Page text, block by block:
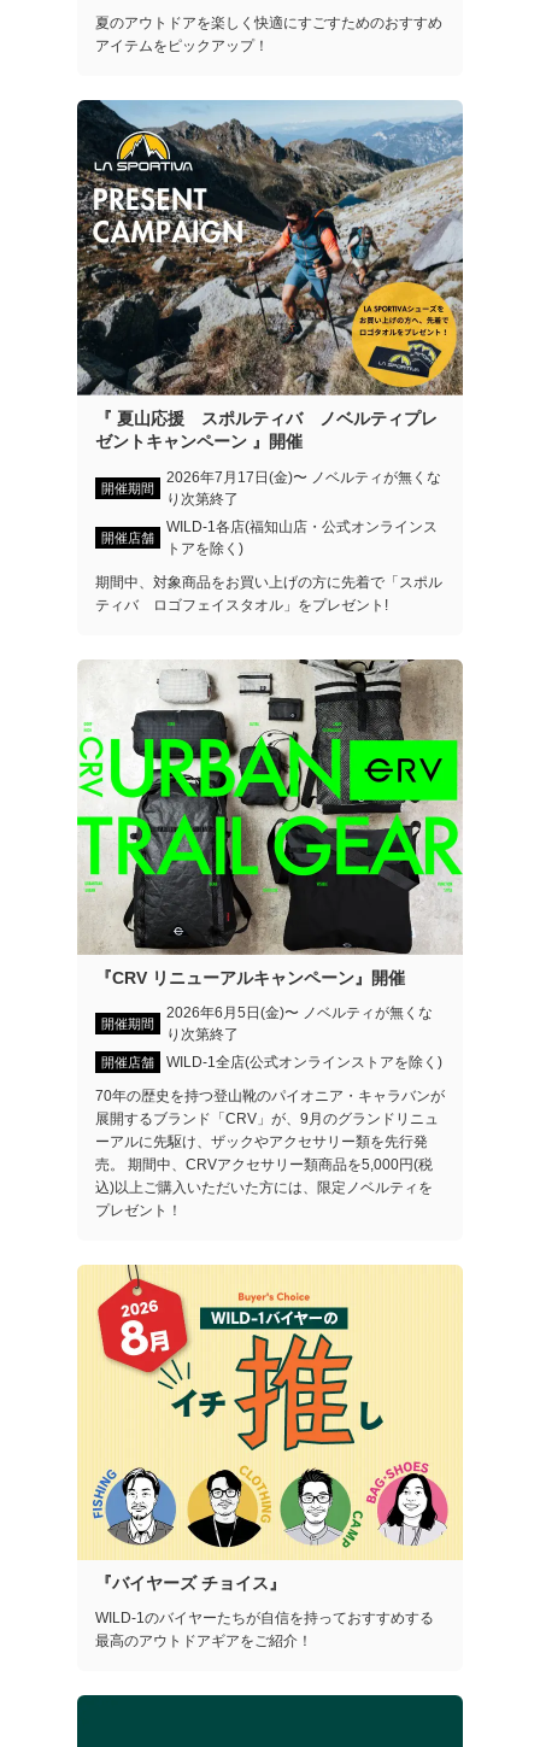
夏のアウトドアを楽しく快適にすごすためのおすすめ
アイテムをピックアップ！
『 夏山応援 スポルティバ ノベルティプレ
ゼントキャンペーン 』開催
開催期間
2026年7月17日(金)〜 ノベルティが無くな
り次第終了
開催店舗
WILD-1各店(福知山店・公式オンラインス
トアを除く)
期間中、対象商品をお買い上げの方に先着で「スポル
ティバ ロゴフェイスタオル」をプレゼント!
『CRV リニューアルキャンペーン』開催
開催期間
2026年6月5日(金)〜 ノベルティが無くな
り次第終了
開催店舗
WILD-1全店(公式オンラインストアを除く)
70年の歴史を持つ登山靴のパイオニア・キャラバンが
展開するブランド「CRV」が、9月のグランドリニュ
ーアルに先駆け、ザックやアクセサリー類を先行発
売。 期間中、CRVアクセサリー類商品を5,000円(税
込)以上ご購入いただいた方には、限定ノベルティを
プレゼント！
『バイヤーズ チョイス』
WILD-1のバイヤーたちが自信を持っておすすめする
最高のアウトドアギアをご紹介！